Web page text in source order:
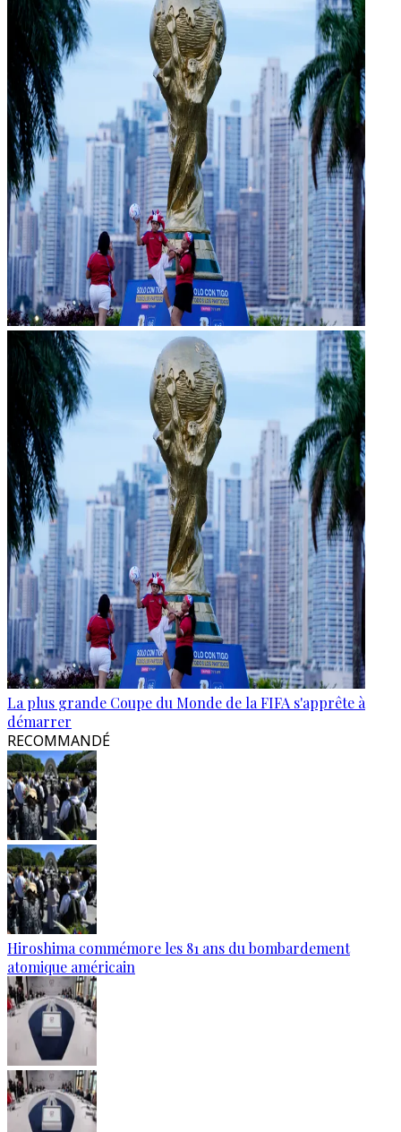
La plus grande Coupe du Monde de la FIFA s'apprête à
démarrer
RECOMMANDÉ
Hiroshima commémore les 81 ans du bombardement
atomique américain